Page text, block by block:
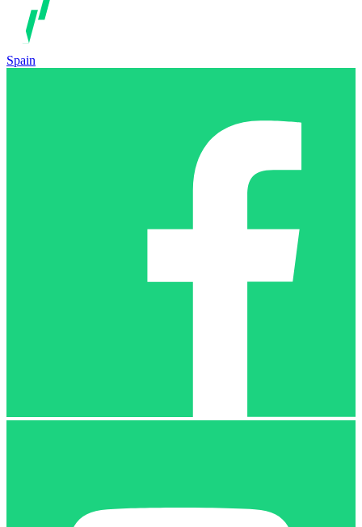
Spain